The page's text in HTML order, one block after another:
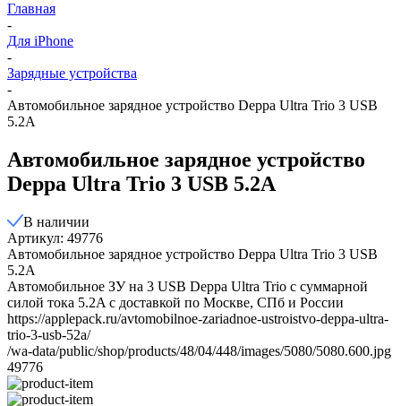
Главная
-
Для iPhone
-
Зарядные устройства
-
Автомобильное зарядное устройство Deppa Ultra Trio 3 USB
5.2A
Автомобильное зарядное устройство
Deppa Ultra Trio 3 USB 5.2A
В наличии
Артикул: 49776
Автомобильное зарядное устройство Deppa Ultra Trio 3 USB
5.2A
Автомобильное ЗУ на 3 USB Deppa Ultra Trio с суммарной
силой тока 5.2A с доставкой по Москве, СПб и России
https://applepack.ru/avtomobilnoe-zariadnoe-ustroistvo-deppa-ultra-
trio-3-usb-52a/
/wa-data/public/shop/products/48/04/448/images/5080/5080.600.jpg
49776